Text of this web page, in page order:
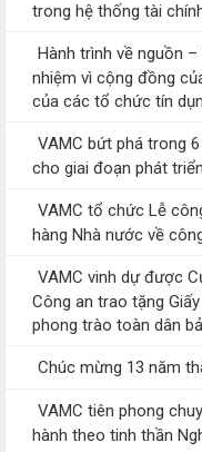
trong hệ thống tài
Hành trình về nguồn
nhiệm vì cộng đồng
của các tổ chức tín
VAMC bứt phá trong
cho giai đoạn phát
VAMC tổ chức Lễ
hàng Nhà nước về
VAMC vinh dự được
Công an trao tặng
phong trào toàn dân
Chúc mừng 13 năm
VAMC tiên phong
hành theo tinh thần